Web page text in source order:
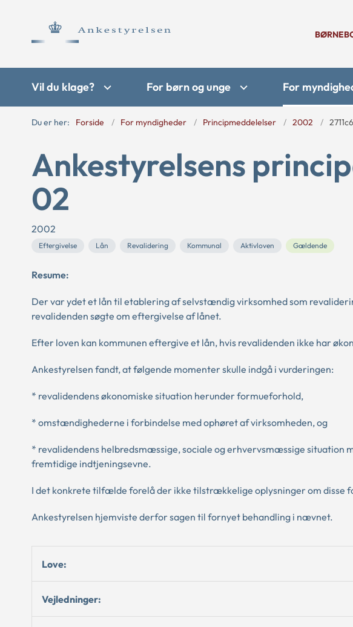
Vil du klage? For børn og unge For
Du er her: Forside For myndigheder Principmeddelelser 2002
Ankestyrelsens
02
2002
Eftergivelse Lån Revalidering Kommunal Aktivloven Gældende
Resume:
Der var ydet et lån til etablering af selvstændig virksomhed som
revalidenden søgte om eftergivelse af lånet.
Efter loven kan kommunen eftergive et lån, hvis revalidenden ikke har
Ankestyrelsen fandt, at følgende momenter skulle indgå i vurderingen:
* revalidendens økonomiske situation herunder formueforhold,
* omstændighederne i forbindelse med ophøret af virksomheden, og
* revalidendens helbredsmæssige, sociale og erhvervsmæssige situation
fremtidige indtjeningsevne.
I det konkrete tilfælde forelå der ikke tilstrækkelige oplysninger om disse
Ankestyrelsen hjemviste derfor sagen til fornyet behandling i nævnet.
Love:
Vejledninger: